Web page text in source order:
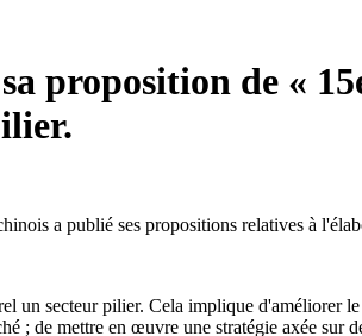
proposition de «
a publié ses propositions relatives à
un secteur pilier. Cela implique d'améliorer
; de mettre en œuvre une stratégie axée sur